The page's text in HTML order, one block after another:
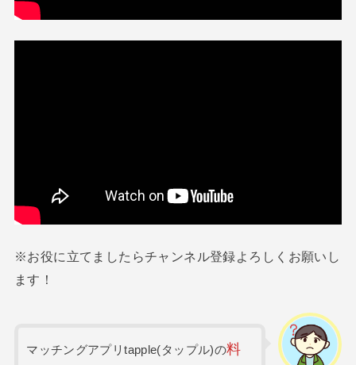
※お役に立てましたらチャンネル登録よろしくお願いし
ます！
マッチングアプリtapple(タップル)の料